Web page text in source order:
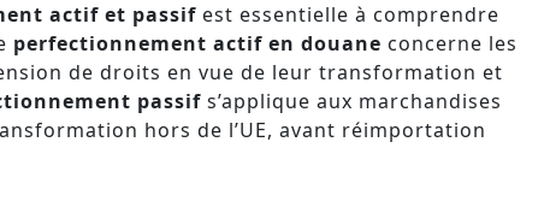
actif et passif est essentielle à comprendre
perfectionnement actif en douane concerne les
de droits en vue de leur transformation et
passif s’applique aux marchandises
hors de l’UE, avant réimportation